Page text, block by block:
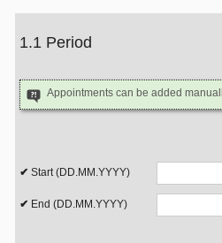
1.1 Period
Appointments can be added
Start (DD.MM.YYYY)
End (DD.MM.YYYY)